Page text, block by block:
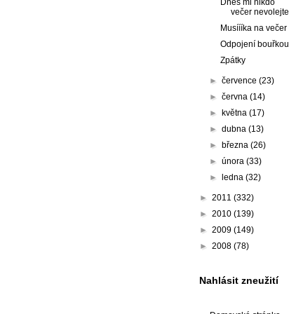
Dnes mi nikdo
večer nevolejte
Musíííka na večer
Odpojení bouřkou
Zpátky
►července(23)
►června(14)
► května(17)
►dubna(13)
► března(26)
►února(33)
►
ledna(32)
► 2011 (332)
► 2010 (139)
► 2009 (149)
► 2008 (78)
Nahlásit zneužití